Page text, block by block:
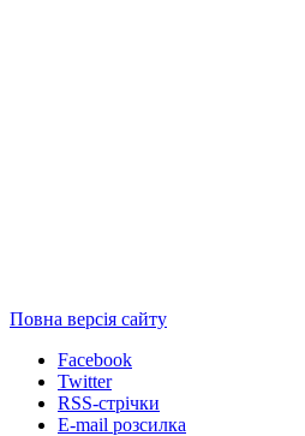
Повна версія сайту
Facebook
Twitter
RSS-стрічки
E-mail розсилка